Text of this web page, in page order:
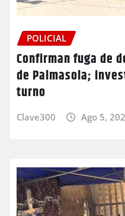
POLICIAL
Confirman fuga de
de Palmasola;
turno
Clave300 Ago 5,